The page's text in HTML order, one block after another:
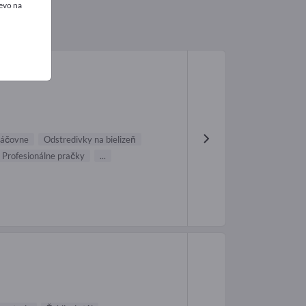
Odstredivky na bielizeň
Profesionálne pračky ...
na